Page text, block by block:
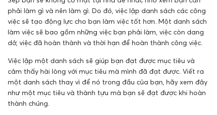
phải làm gì và nên làm gì. Do đó, việc lập danh sách các công
việc sẽ tạo động lực cho bạn làm việc tốt hơn. Một danh sách
làm việc sẽ bao gồm những việc bạn phải làm, việc còn dang
dở, việc đã hoàn thành và thời hạn để hoàn thành công việc.
Việc lập một danh sách sẽ giúp bạn đạt được mục tiêu và
cảm thấy hài lòng với mục tiêu mà mình đã đạt được. Viết ra
một danh sách thay vì để nó trong đầu của bạn, hãy xem đây
như một mục tiêu và thành tựu mà bạn sẽ đạt được khi hoàn
thành chúng.